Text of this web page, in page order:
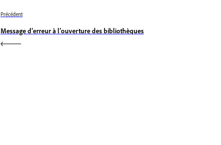
Précédent
Message d’erreur à l’ouverture des bibliothèques